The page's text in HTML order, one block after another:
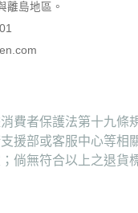
離島地區。
費者保護法第十九條
援部或客服中心等
倘無符合以上之退